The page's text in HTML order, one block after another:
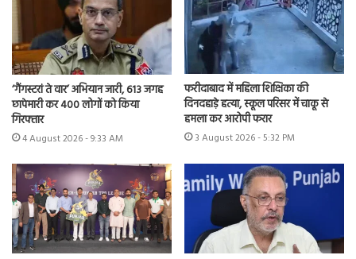
‘गैंगस्टरां ते वार’ अभियान जारी, 613 जगह
छापेमारी कर 400 लोगों को किया
गिरफ्तार
4 August 2026 - 9:33 AM
फरीदाबाद में महिला शिक्षिका की
दिनदहाड़े हत्या, स्कूल परिसर में चाकू से
हमला कर आरोपी फरार
3 August 2026 - 5:32 PM